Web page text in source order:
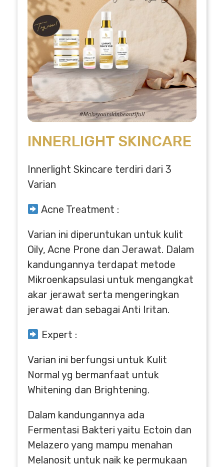
INNERLIGHT SKINCARE
Innerlight Skincare terdiri dari 3
Varian
Acne Treatment :
Varian ini diperuntukan untuk kulit
Oily, Acne Prone dan Jerawat. Dalam
kandungannya terdapat metode
Mikroenkapsulasi untuk mengangkat
akar jerawat serta mengeringkan
jerawat dan sebagai Anti Iritan.
Expert :
Varian ini berfungsi untuk Kulit
Normal yg bermanfaat untuk
Whitening dan Brightening.
Dalam kandungannya ada
Fermentasi Bakteri yaitu Ectoin dan
Melazero yang mampu menahan
Melanosit untuk naik ke permukaan